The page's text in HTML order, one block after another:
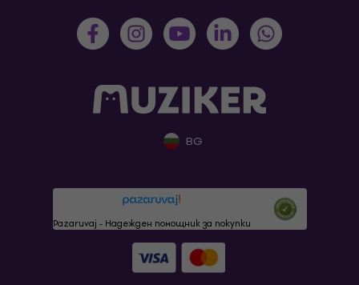
BG
Pazaruvaj - Надежден помощник за покупки